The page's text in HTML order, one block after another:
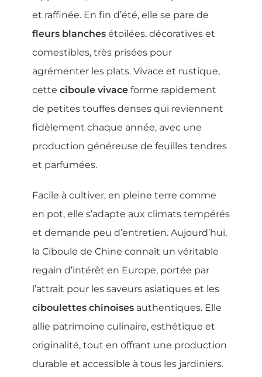
et raffinée. En fin d’été, elle se pare de
fleurs blanches étoilées, décoratives et
comestibles, très prisées pour
agrémenter les plats. Vivace et rustique,
cette ciboule vivace forme rapidement
de petites touffes denses qui reviennent
fidèlement chaque année, avec une
production généreuse de feuilles tendres
et parfumées.
Facile à cultiver, en pleine terre comme
en pot, elle s’adapte aux climats tempérés
et demande peu d’entretien. Aujourd’hui,
la Ciboule de Chine connaît un véritable
regain d’intérêt en Europe, portée par
l’attrait pour les saveurs asiatiques et les
ciboulettes chinoises authentiques. Elle
allie patrimoine culinaire, esthétique et
originalité, tout en offrant une production
durable et accessible à tous les jardiniers.